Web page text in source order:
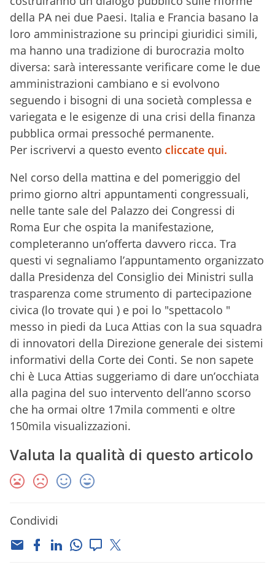
della PA nei due Paesi. Italia e Francia basano la
loro amministrazione su principi giuridici simili,
ma hanno una tradizione di burocrazia molto
diversa: sarà interessante verificare come le due
amministrazioni cambiano e si evolvono
seguendo i bisogni di una società complessa e
variegata e le esigenze di una crisi della finanza
pubblica ormai pressoché permanente.
Per iscrivervi a questo evento cliccate qui.
Nel corso della mattina e del pomeriggio del
primo giorno altri appuntamenti congressuali,
nelle tante sale del Palazzo dei Congressi di
Roma Eur che ospita la manifestazione,
completeranno un’offerta davvero ricca. Tra
questi vi segnaliamo l’appuntamento organizzato
dalla Presidenza del Consiglio dei Ministri sulla
trasparenza come strumento di partecipazione
civica (lo trovate qui ) e poi lo "spettacolo "
messo in piedi da Luca Attias con la sua squadra
di innovatori della Direzione generale dei sistemi
informativi della Corte dei Conti. Se non sapete
chi è Luca Attias suggeriamo di dare un’occhiata
alla pagina del suo intervento dell’anno scorso
che ha ormai oltre 17mila commenti e oltre
150mila visualizzazioni.
Valuta la qualità di questo articolo
Condividi